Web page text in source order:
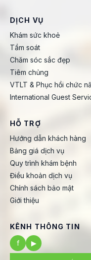
DỊCH VỤ
Khám sức khoẻ
Tầm soát
Chăm sóc sắc đẹp
Tiêm chủng
VTLT & Phục hồi chức
International Guest
HỖ TRỢ
Hướng dẫn khách hàng
Bảng giá dịch vụ
Quy trình khám bệnh
Điều khoản dịch vụ
Chính sách bảo mật
Giới thiệu
KÊNH THÔNG TIN
f
▶